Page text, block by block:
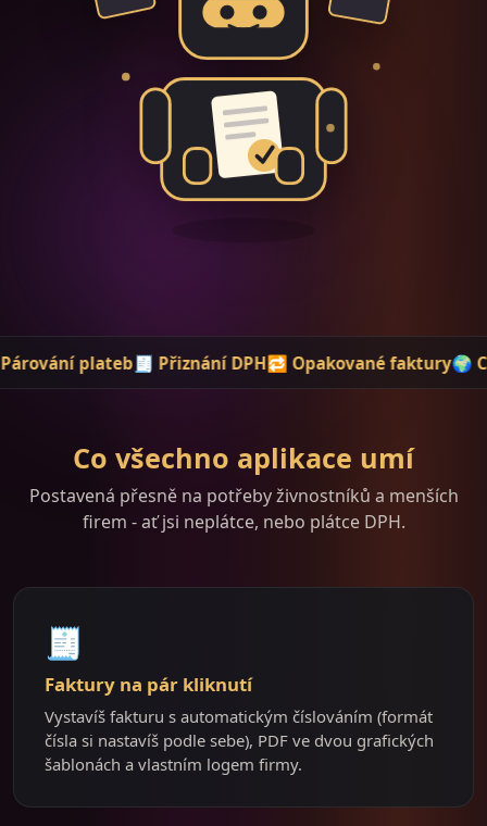
🧾 Přiznání DPH🔁 Opakované faktury🌍 CZ i SK🏢 ARES/
Co všechno aplikace umí
Postavená přesně na potřeby živnostníků a menších
firem - ať jsi neplátce, nebo plátce DPH.
🧾
Faktury na pár kliknutí
Vystavíš fakturu s automatickým číslováním (formát
čísla si nastavíš podle sebe), PDF ve dvou grafických
šablonách a vlastním logem firmy.